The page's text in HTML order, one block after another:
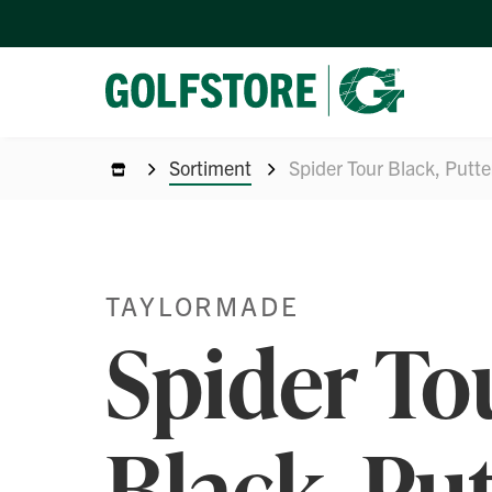
Sortiment Spider Tour Black,
Spider
TAYLORMADE